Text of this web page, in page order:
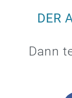
DER
Dann